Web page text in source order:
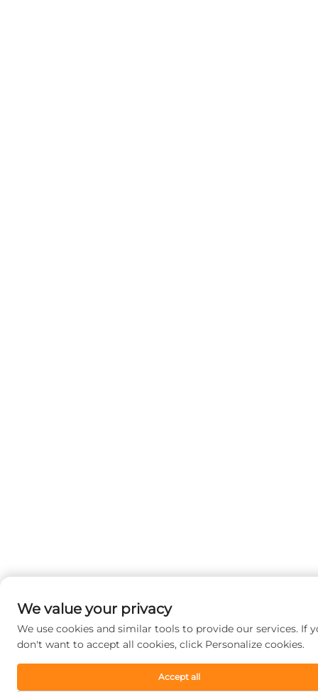
We value your privacy
We use cookies and similar tools to provide our services. If
don't want to accept all cookies, click Personalize cookies.
Accept all